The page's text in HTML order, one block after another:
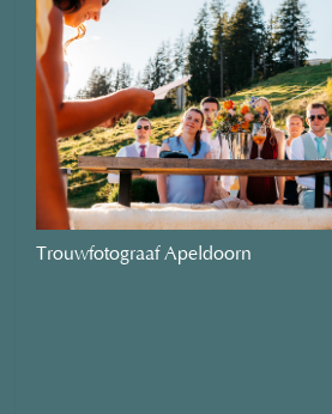
Trouwfotograaf Apeldoorn